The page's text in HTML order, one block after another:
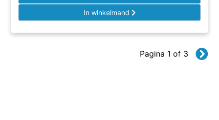
In winkelmand
Pagina 1 of 3